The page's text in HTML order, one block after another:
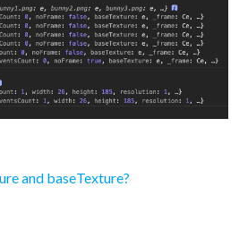
and baseTexture?